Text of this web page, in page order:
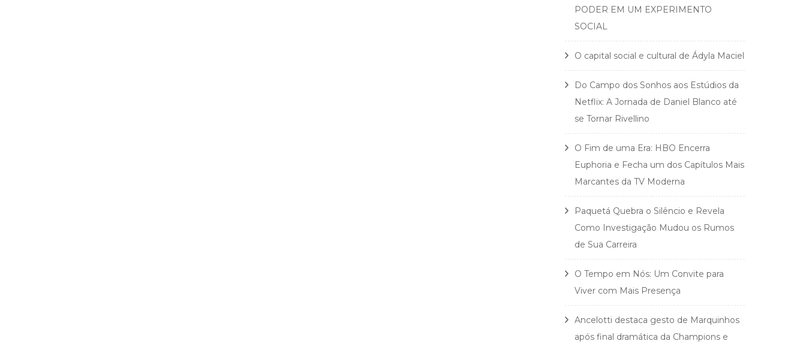
PODER EM UM EXPERIMENTO
SOCIAL
O capital social e cultural de Ádyla Maciel
Do Campo dos Sonhos aos Estúdios da
Netflix: A Jornada de Daniel Blanco até
se Tornar Rivellino
O Fim de uma Era: HBO Encerra
Euphoria e Fecha um dos Capítulos Mais
Marcantes da TV Moderna
Paquetá Quebra o Silêncio e Revela
Como Investigação Mudou os Rumos
de Sua Carreira
O Tempo em Nós: Um Convite para
Viver com Mais Presença
Ancelotti destaca gesto de Marquinhos
após final dramática da Champions e